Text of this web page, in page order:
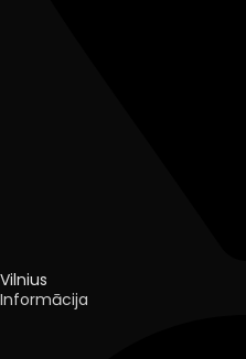
Vilnius
Informācija